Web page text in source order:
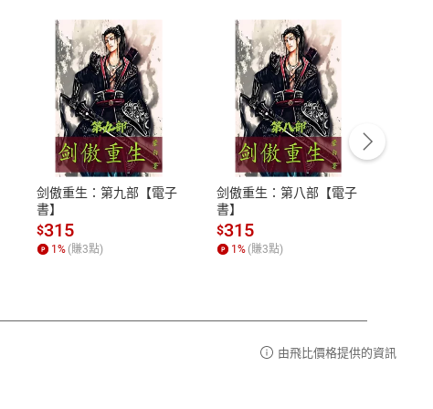
豫期
易解
商品性
明請參
客服資訊
服務時間：週一到週五 10:00-12:00、
13:00-17:00 (國定假日及例假日休息)
客服電話：0080-1857077
剑傲重生：第九部【電子
書】
$315
1% (賺3點)
剑傲重生：第八部【電子
書】
$315
1% (賺3點)
由飛比價格提供的資訊